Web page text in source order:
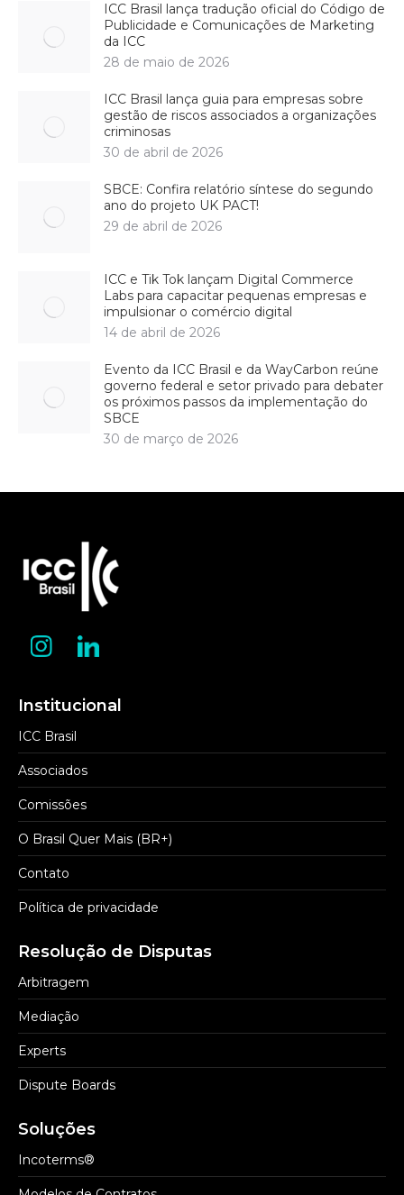
ICC Brasil lança tradução oficial do Código de
Publicidade e Comunicações de Marketing
da ICC
28 de maio de 2026
ICC Brasil lança guia para empresas sobre
gestão de riscos associados a organizações
criminosas
30 de abril de 2026
SBCE: Confira relatório síntese do segundo
ano do projeto UK PACT!
29 de abril de 2026
ICC e Tik Tok lançam Digital Commerce
Labs para capacitar pequenas empresas e
impulsionar o comércio digital
14 de abril de 2026
Evento da ICC Brasil e da WayCarbon reúne
governo federal e setor privado para debater
os próximos passos da implementação do
SBCE
30 de março de 2026
Institucional
ICC Brasil
Associados
Comissões
O Brasil Quer Mais (BR+)
Contato
Política de privacidade
Resolução de Disputas
Arbitragem
Mediação
Experts
Dispute Boards
Soluções
Incoterms®